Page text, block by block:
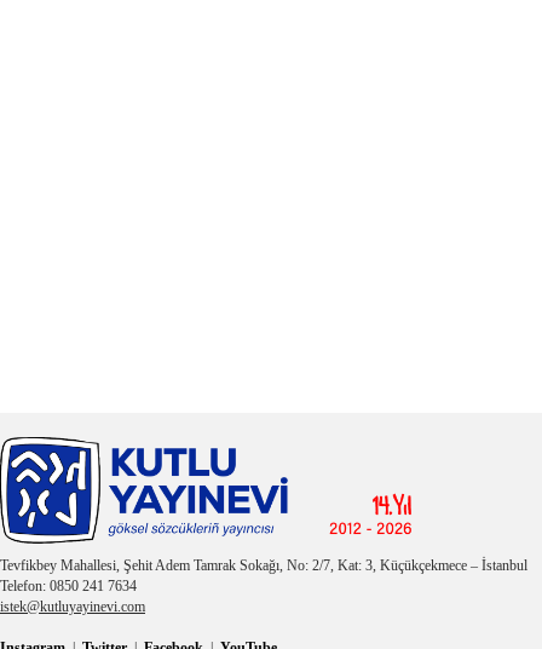
Tevfikbey Mahallesi, Şehit Adem Tamrak Sokağı, No: 2/7, Kat: 3, Küçükçekmece – İstanbul
Telefon: 0850 241 7634
istek@kutluyayinevi.com